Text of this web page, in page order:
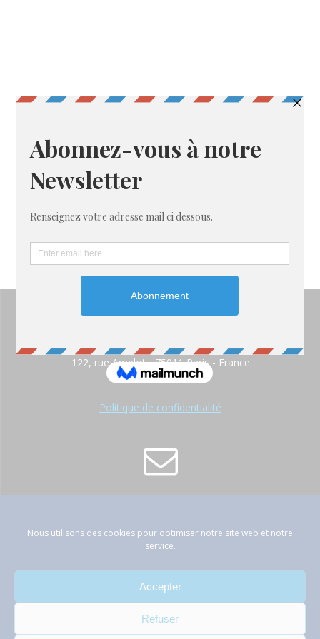
Nous utilisons des cookies pour optimiser notre site web et notre
service.
Accepter
Refuser
122, rue Amelot - 75011 Paris - France
Politique de confidentialité
01 42 89 66 53